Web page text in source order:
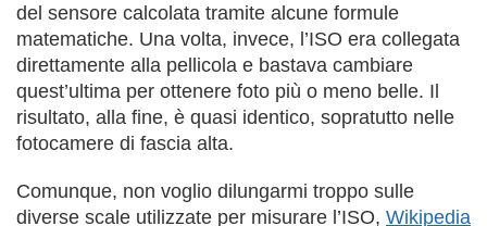
del sensore calcolata tramite alcune formule
matematiche. Una volta, invece, l’ISO era collegata
direttamente alla pellicola e bastava cambiare
quest’ultima per ottenere foto più o meno belle. Il
risultato, alla fine, è quasi identico, sopratutto nelle
fotocamere di fascia alta.
Comunque, non voglio dilungarmi troppo sulle
diverse scale utilizzate per misurare l’ISO, Wikipedia